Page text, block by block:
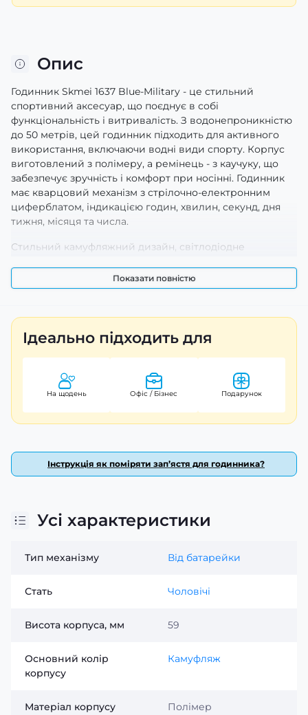
Опис
Годинник Skmei 1637 Blue-Military - це стильний
спортивний аксесуар, що поєднує в собі
функціональність і витривалість. З водонепроникністю
до 50 метрів, цей годинник підходить для активного
використання, включаючи водні види спорту. Корпус
виготовлений з полімеру, а ремінець - з каучуку, що
забезпечує зручність і комфорт при носінні. Годинник
має кварцовий механізм з стрілочно-електронним
циферблатом, індикацією годин, хвилин, секунд, дня
тижня, місяця та числа.
Стильний камуфляжний дизайн, світлодіодне
другого часового поясу роблять його ідеальним
вибором для чоловіків, які цінують активний спосіб
а вага - 78 г. Годинник має класичну застібку і підходить
для зап'ястя з довжиною ремінця 26,5 см і шириною 22
мм. Годинник Skmei 1637 Blue-Military - це чудовий
вибір для тих, хто шукає стильний та надійний часомір.
Гарантія - 12 місяців.
Показати повністю
Ідеально підходить для
На щодень Офіс / Бізнес Подарунок
Інструкція як поміряти зап’ястя для годинника?
Усі характеристики
Тип механізму Від батарейки
Стать Чоловічі
Висота корпуса, мм 59
Основний колір
корпусу
Камуфляж
Матеріал корпусу Полімер